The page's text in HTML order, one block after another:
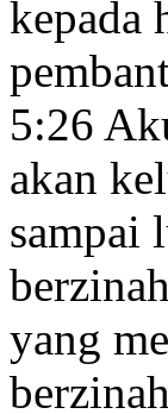
kepada
5:26
akan
sampai
yang